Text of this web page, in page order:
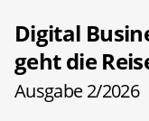
Digital
geht die
Ausgabe 2/2026